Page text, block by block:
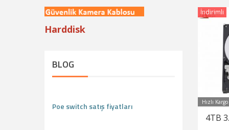
Harddisk
BLOG
Poe switch satış fiyatları Hızlı Kargo
İndirimli